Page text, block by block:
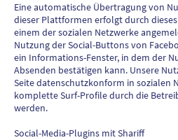
Eine automatische Übertragung von
dieser Plattformen erfolgt durch
einem der sozialen Netzwerke
Nutzung der Social-Buttons von
ein Informations-Fenster, in dem der
Absenden bestätigen kann. Unsere
Seite datenschutzkonform in sozialen
komplette Surf-Profile durch die
werden.
Social-Media-Plugins mit Shariff